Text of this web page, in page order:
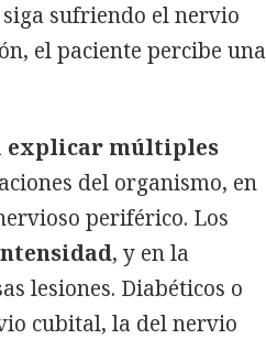
sufriendo el nervio
el paciente percibe una
explicar múltiples
del organismo, en
periférico. Los
, y en la
lesiones. Diabéticos o
cubital, la del nervio